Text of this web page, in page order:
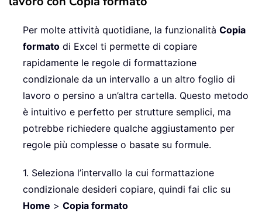
Per molte attività quotidiane, la funzionalità Copia
formato di Excel ti permette di copiare
rapidamente le regole di formattazione
condizionale da un intervallo a un altro foglio di
lavoro o persino a un’altra cartella. Questo metodo
è intuitivo e perfetto per strutture semplici, ma
potrebbe richiedere qualche aggiustamento per
regole più complesse o basate su formule.
1. Seleziona l’intervallo la cui formattazione
condizionale desideri copiare, quindi fai clic su
Home > Copia formato